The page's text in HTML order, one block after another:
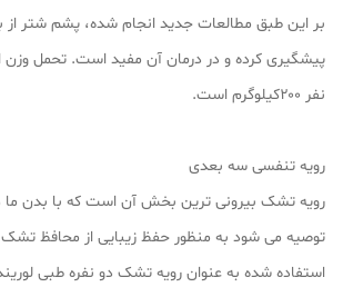
بر این طبق مطالعات جدید انجام شده، پشم شتر از
پیشگیری کرده و در درمان آن مفید است. تحمل وزن
نفر ۲۰۰کیلوگرم است.
رویه تنفسی سه بعدی
رویه تشک بیرونی ترین بخش آن است که با بدن ما
توصیه می شود به منظور حفظ زیبایی از محافظ تشک
استفاده شده به عنوان رویه تشک دو نفره طبی